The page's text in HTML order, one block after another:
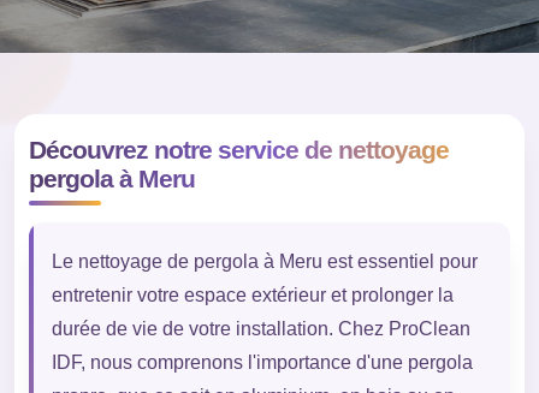
Découvrez notre service de nettoyage
pergola à Meru
Le nettoyage de pergola à Meru est essentiel pour
entretenir votre espace extérieur et prolonger la
durée de vie de votre installation. Chez ProClean
IDF, nous comprenons l'importance d'une pergola